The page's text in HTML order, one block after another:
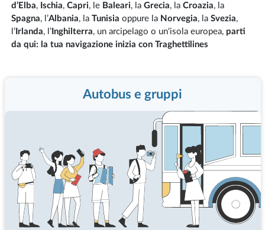
d’Elba, Ischia, Capri, le Baleari, la Grecia, la Croazia, la
Spagna, l’Albania, la Tunisia oppure la Norvegia, la Svezia,
l’Irlanda, l’Inghilterra, un arcipelago o un'isola europea, parti
da qui: la tua navigazione inizia con Traghettilines
Autobus e gruppi